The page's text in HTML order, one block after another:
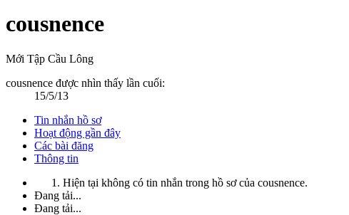
cousnence
Mới Tập Cầu Lông
cousnence được nhìn thấy lần cuối:
15/5/13
Tin nhắn hồ sơ
Hoạt động gần đây
Các bài đăng
Thông tin
Hiện tại không có tin nhắn trong hồ sơ của cousnence.
Đang tải...
Đang tải...